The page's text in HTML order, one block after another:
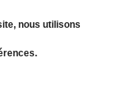
nous utilisons